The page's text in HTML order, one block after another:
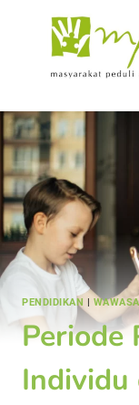
PENDIDIKAN
Periode
Individu